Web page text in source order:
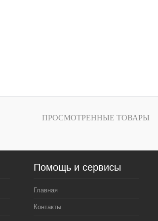
ПРОСМОТРЕННЫЕ ТОВАРЫ
Помощь и сервисы
Главная
Контакты